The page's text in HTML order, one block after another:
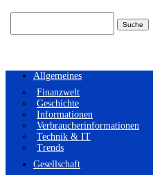
Allgemeines
Finanzwelt
Geschichte
Informationen
Verbraucherinformationen
Technik & IT
Trends
Gesellschaft